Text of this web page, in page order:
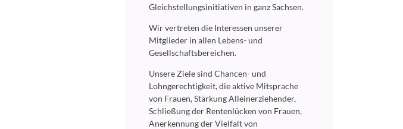
Gleichstellungsinitiativen in ganz Sachsen.
Wir vertreten die Interessen unserer
Mitglieder in allen Lebens- und
Gesellschaftsbereichen.
Unsere Ziele sind Chancen- und
Lohngerechtigkeit, die aktive Mitsprache
von Frauen, Stärkung Alleinerziehender,
Schließung der Rentenlücken von Frauen,
Anerkennung der Vielfalt von